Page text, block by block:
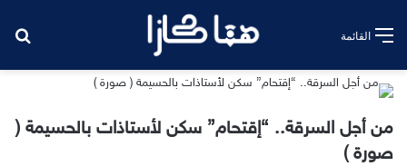
القائمة
من أجل السرقة.. “إقتحام” سكن لأستاذات بالحسيمة (
صورة )